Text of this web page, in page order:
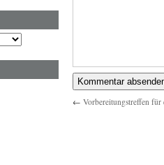
← Vorbereitungstreffen für